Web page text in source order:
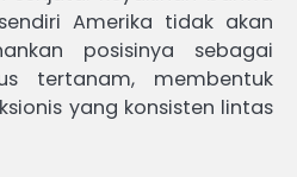
Amerika tidak akan
posisinya sebagai
tertanam, membentuk
yang konsisten lintas